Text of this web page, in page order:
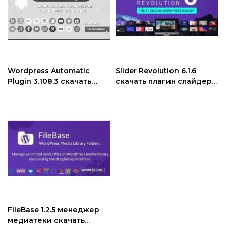
Wordpress Automatic
Plugin 3.108.3 скачать
Slider Revolution 6.1.6
скачать плагин слайдер
FileBase 1.2.5 менеджер
медиатеки скачать